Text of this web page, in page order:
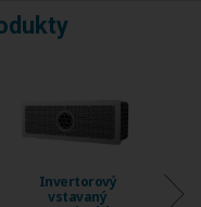
Invertorový
vstavaný